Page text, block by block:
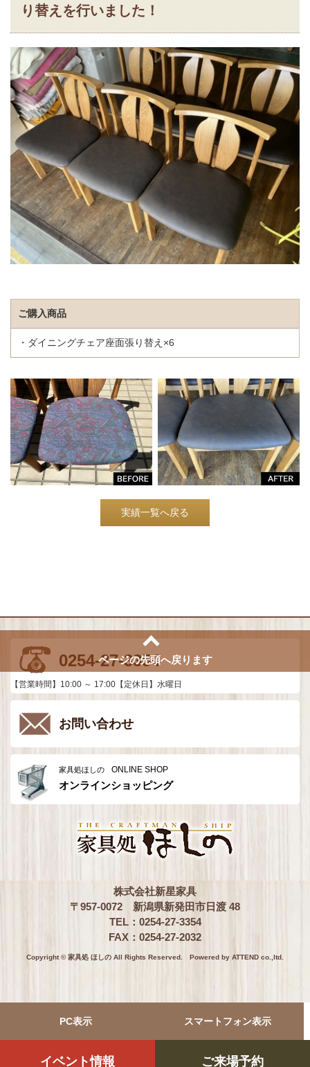
り替えを行いました！
ご購入商品
・ダイニングチェア座面張り替え×6
実績一覧へ戻る
ページの先頭へ戻ります
0254-27-3354
【営業時間】10:00 ～ 17:00【定休日】水曜日
お問い合わせ
家具処ほしの ONLINE SHOP
オンラインショッピング
株式会社新星家具
〒957-0072 新潟県新発田市日渡 48
TEL：0254-27-3354
FAX：0254-27-2032
Copyright © 家具処 ほしの All Rights Reserved. Powered by ATTEND co.,ltd.
PC表示 スマートフォン表示
イベント情報 ご来場予約